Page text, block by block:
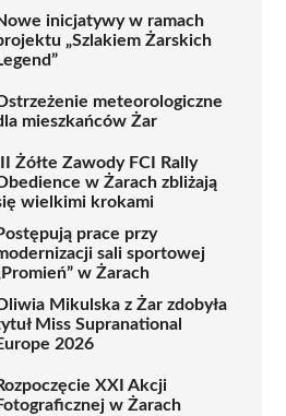
inicjatywy w ramach
„Szlakiem Żarskich
meteorologiczne
mieszkańców Żar
III Żółte Zawody FCI Rally
w Żarach zbliżają
wielkimi krokami
prace przy
sali sportowej
w Żarach
Mikulska z Żar zdobyła
Miss Supranational
2026
XXI Akcji
w Żarach